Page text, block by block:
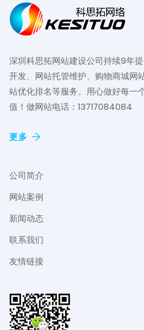
深圳科思拓网站建设公司持续9年
开发、网站托管维护、购物商城网
站优化排名等服务。用心做好每一
值！做网站电话：13717084084
更多
公司简介
网站案例
新闻动态
联系我们
友情链接